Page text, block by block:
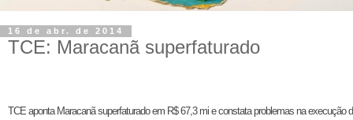
16 de abr. de 2014
TCE: Maracanã superfaturado
TCE aponta Maracanã superfaturado em R$ 67,3 mi e constata problemas na execução